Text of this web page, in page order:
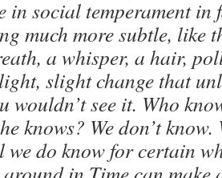
in social temperament
much more subtle, like
a whisper, a hair,
slight change that
wouldn’t see it. Who
knows? We don’t know.
we do know for certain